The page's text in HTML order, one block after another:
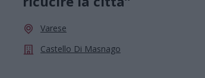
Varese
Castello Di Masnago